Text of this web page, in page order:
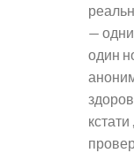
—
один